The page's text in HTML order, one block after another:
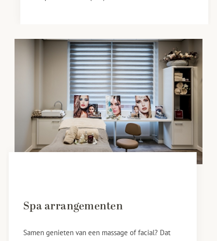
Spa arrangementen
Samen genieten van een massage of facial? Dat